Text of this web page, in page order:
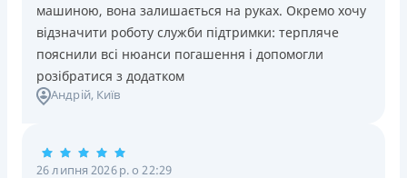
машиною, вона залишається на руках. Окремо хочу
відзначити роботу служби підтримки: терпляче
пояснили всі нюанси погашення і допомогли
розібратися з додатком
Андрій, Київ
26 липня 2026 р. о 22:29